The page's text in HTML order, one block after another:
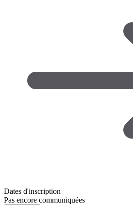
Dates d'inscription
Pas encore communiquées